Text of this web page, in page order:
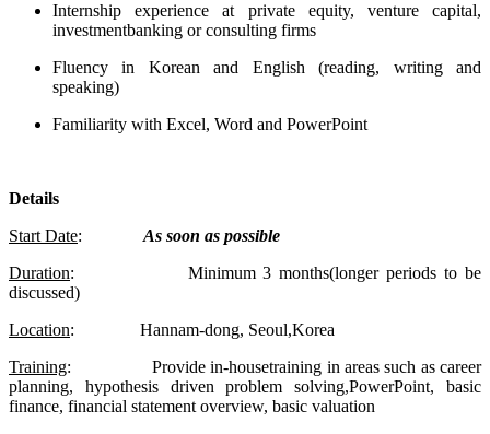
Internship experience at private equity, venture capital,
investmentbanking or consulting firms
Fluency in Korean and English (reading, writing and
speaking)
Familiarity with Excel, Word and PowerPoint
Details
Start Date: As soon as possible
Duration: Minimum 3 months(longer periods to be
discussed)
Location: Hannam-dong, Seoul,Korea
Training: Provide in-housetraining in areas such as career
planning, hypothesis driven problem solving,PowerPoint, basic
finance, financial statement overview, basic valuation